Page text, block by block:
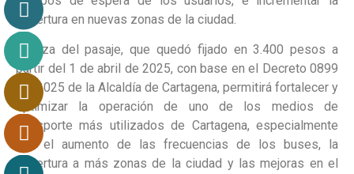
cobertura en nuevas zonas de la ciudad.
El alza del pasaje, que quedó fijado en 3.400 pesos a
partir del 1 de abril de 2025, con base en el Decreto 0899
del 2025 de la Alcaldía de Cartagena, permitirá fortalecer y
optimizar la operación de uno de los medios de
transporte más utilizados de Cartagena, especialmente
con el aumento de las frecuencias de los buses, la
cobertura a más zonas de la ciudad y las mejoras en el